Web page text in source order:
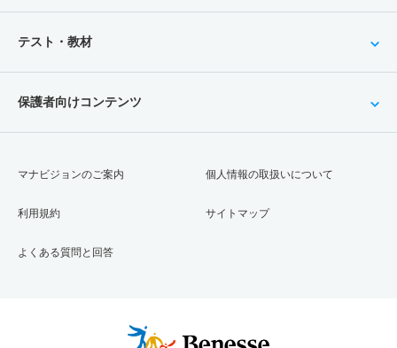
テスト・教材
保護者向けコンテンツ
マナビジョンのご案内
利用規約
よくある質問と回答
個人情報の取扱いについて
サイトマップ